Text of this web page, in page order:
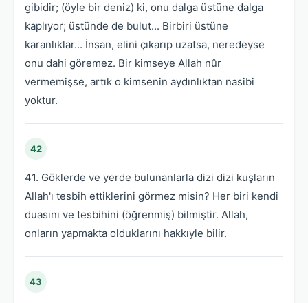
gibidir; (öyle bir deniz) ki, onu dalga üstüne dalga
kaplıyor; üstünde de bulut... Birbiri üstüne
karanlıklar... İnsan, elini çıkarıp uzatsa, neredeyse
onu dahi göremez. Bir kimseye Allah nûr
vermemişse, artık o kimsenin aydınlıktan nasibi
yoktur.
42
41. Göklerde ve yerde bulunanlarla dizi dizi kuşların
Allah'ı tesbih ettiklerini görmez misin? Her biri kendi
duasını ve tesbihini (öğrenmiş) bilmiştir. Allah,
onların yapmakta olduklarını hakkıyle bilir.
43